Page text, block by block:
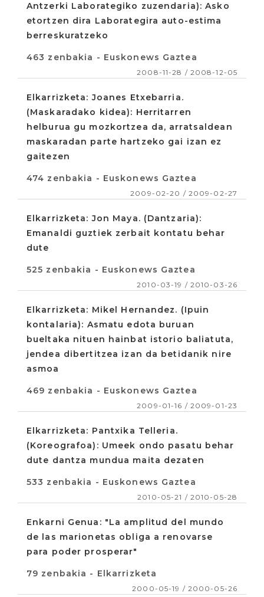
Antzerki Laborategiko zuzendaria): Asko
etortzen dira Laborategira auto-estima
berreskuratzeko
463 zenbakia - Euskonews Gaztea
2008-11-28 / 2008-12-05
Elkarrizketa: Joanes Etxebarria.
(Maskaradako kidea): Herritarren
helburua gu mozkortzea da, arratsaldean
maskaradan parte hartzeko gai izan ez
gaitezen
474 zenbakia - Euskonews Gaztea
2009-02-20 / 2009-02-27
Elkarrizketa: Jon Maya. (Dantzaria):
Emanaldi guztiek zerbait kontatu behar
dute
525 zenbakia - Euskonews Gaztea
2010-03-19 / 2010-03-26
Elkarrizketa: Mikel Hernandez. (Ipuin
kontalaria): Asmatu edota buruan
bueltaka nituen hainbat istorio baliatuta,
jendea dibertitzea izan da betidanik nire
asmoa
469 zenbakia - Euskonews Gaztea
2009-01-16 / 2009-01-23
Elkarrizketa: Pantxika Telleria.
(Koreografoa): Umeek ondo pasatu behar
dute dantza mundua maita dezaten
533 zenbakia - Euskonews Gaztea
2010-05-21 / 2010-05-28
Enkarni Genua: "La amplitud del mundo
de las marionetas obliga a renovarse
para poder prosperar"
79 zenbakia - Elkarrizketa
2000-05-19 / 2000-05-26